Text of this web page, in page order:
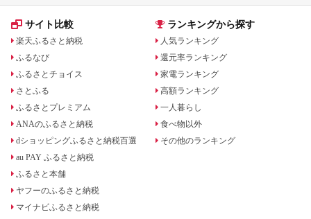
サイト比較
楽天ふるさと納税
ふるなび
ふるさとチョイス
さとふる
ふるさとプレミアム
ANAのふるさと納税
dショッピングふるさと納税百選
au PAY ふるさと納税
ふるさと本舗
ヤフーのふるさと納税
マイナビふるさと納税
ランキングから探す
人気ランキング
還元率ランキング
家電ランキング
高額ランキング
一人暮らし
食べ物以外
その他のランキング